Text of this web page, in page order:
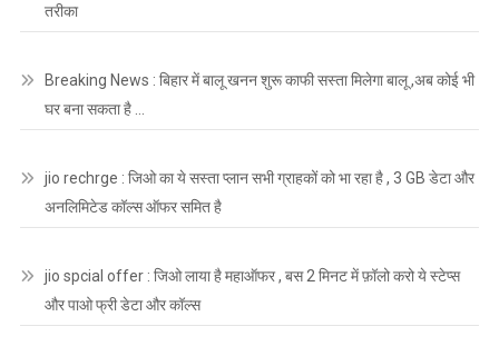
तरीका
Breaking News : बिहार में बालू खनन शुरू काफी सस्ता मिलेगा बालू ,अब कोई भी
घर बना सकता है …
jio rechrge : जिओ का ये सस्ता प्लान सभी ग्राहकों को भा रहा है , 3 GB डेटा और
अनलिमिटेड कॉल्स ऑफर समित है
jio spcial offer : जिओ लाया है महाऑफर , बस 2 मिनट में फ़ॉलो करो ये स्टेप्स
और पाओ फ्री डेटा और कॉल्स